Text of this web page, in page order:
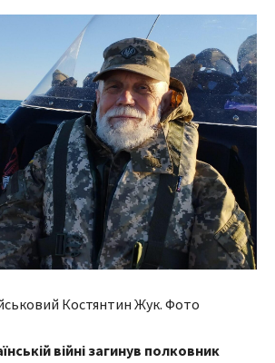
Костянтин Жук. Фото
війні загинув полковник